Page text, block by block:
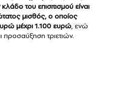
του επισιτισμού είναι
μισθός, ο οποίος
μέχρι 1.100 ευρώ, ενώ
προσαύξηση τριετιών.